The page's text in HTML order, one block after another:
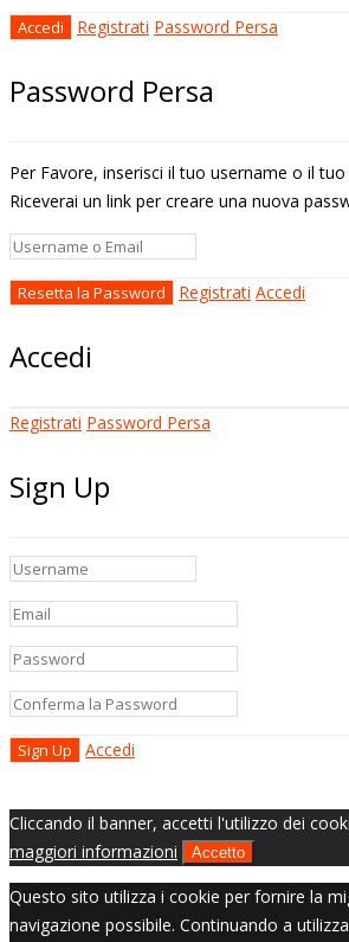
Registrati Password Persa
Password Persa
Per Favore, inserisci il tuo username o il
Riceverai un link per creare una nuova
Registrati Accedi
Accedi
Registrati Password Persa
Sign Up
Accedi
Cliccando il banner, accetti l'utilizzo dei
maggiori informazioni
Accetto
Questo sito utilizza i cookie per fornire la
navigazione possibile. Continuando a